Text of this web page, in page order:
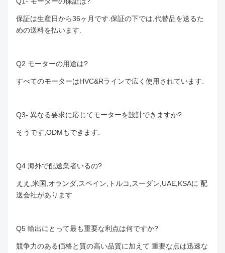
保証は生産日から36ヶ月です.保証の下では,代替品を送るた
めの送料を払います.
Q2 モーターの用途は?
すべてのモーターはHVC&Rラインで広く使用されています.
Q3- 異なる要求に応じてモーターを設計できますか?
そうです,ODMもできます.
Q4 海外で配送業者いるの?
ええ,米国,オランダ,スペイン,トルコ,スーダン,UAE,KSAに 配
送会社があります
Q5 輸出にとって最も重要な利点は何ですか?
競争力のある価格と質の高い品質に加えて 重要な点は迅速な